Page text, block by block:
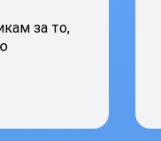
за то,